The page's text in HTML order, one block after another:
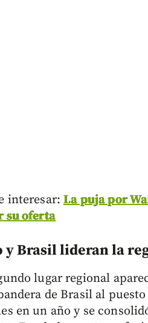
interesar:La puja por
su oferta
y Brasil lideran la
lugar regional
de Brasil al
en un año y se